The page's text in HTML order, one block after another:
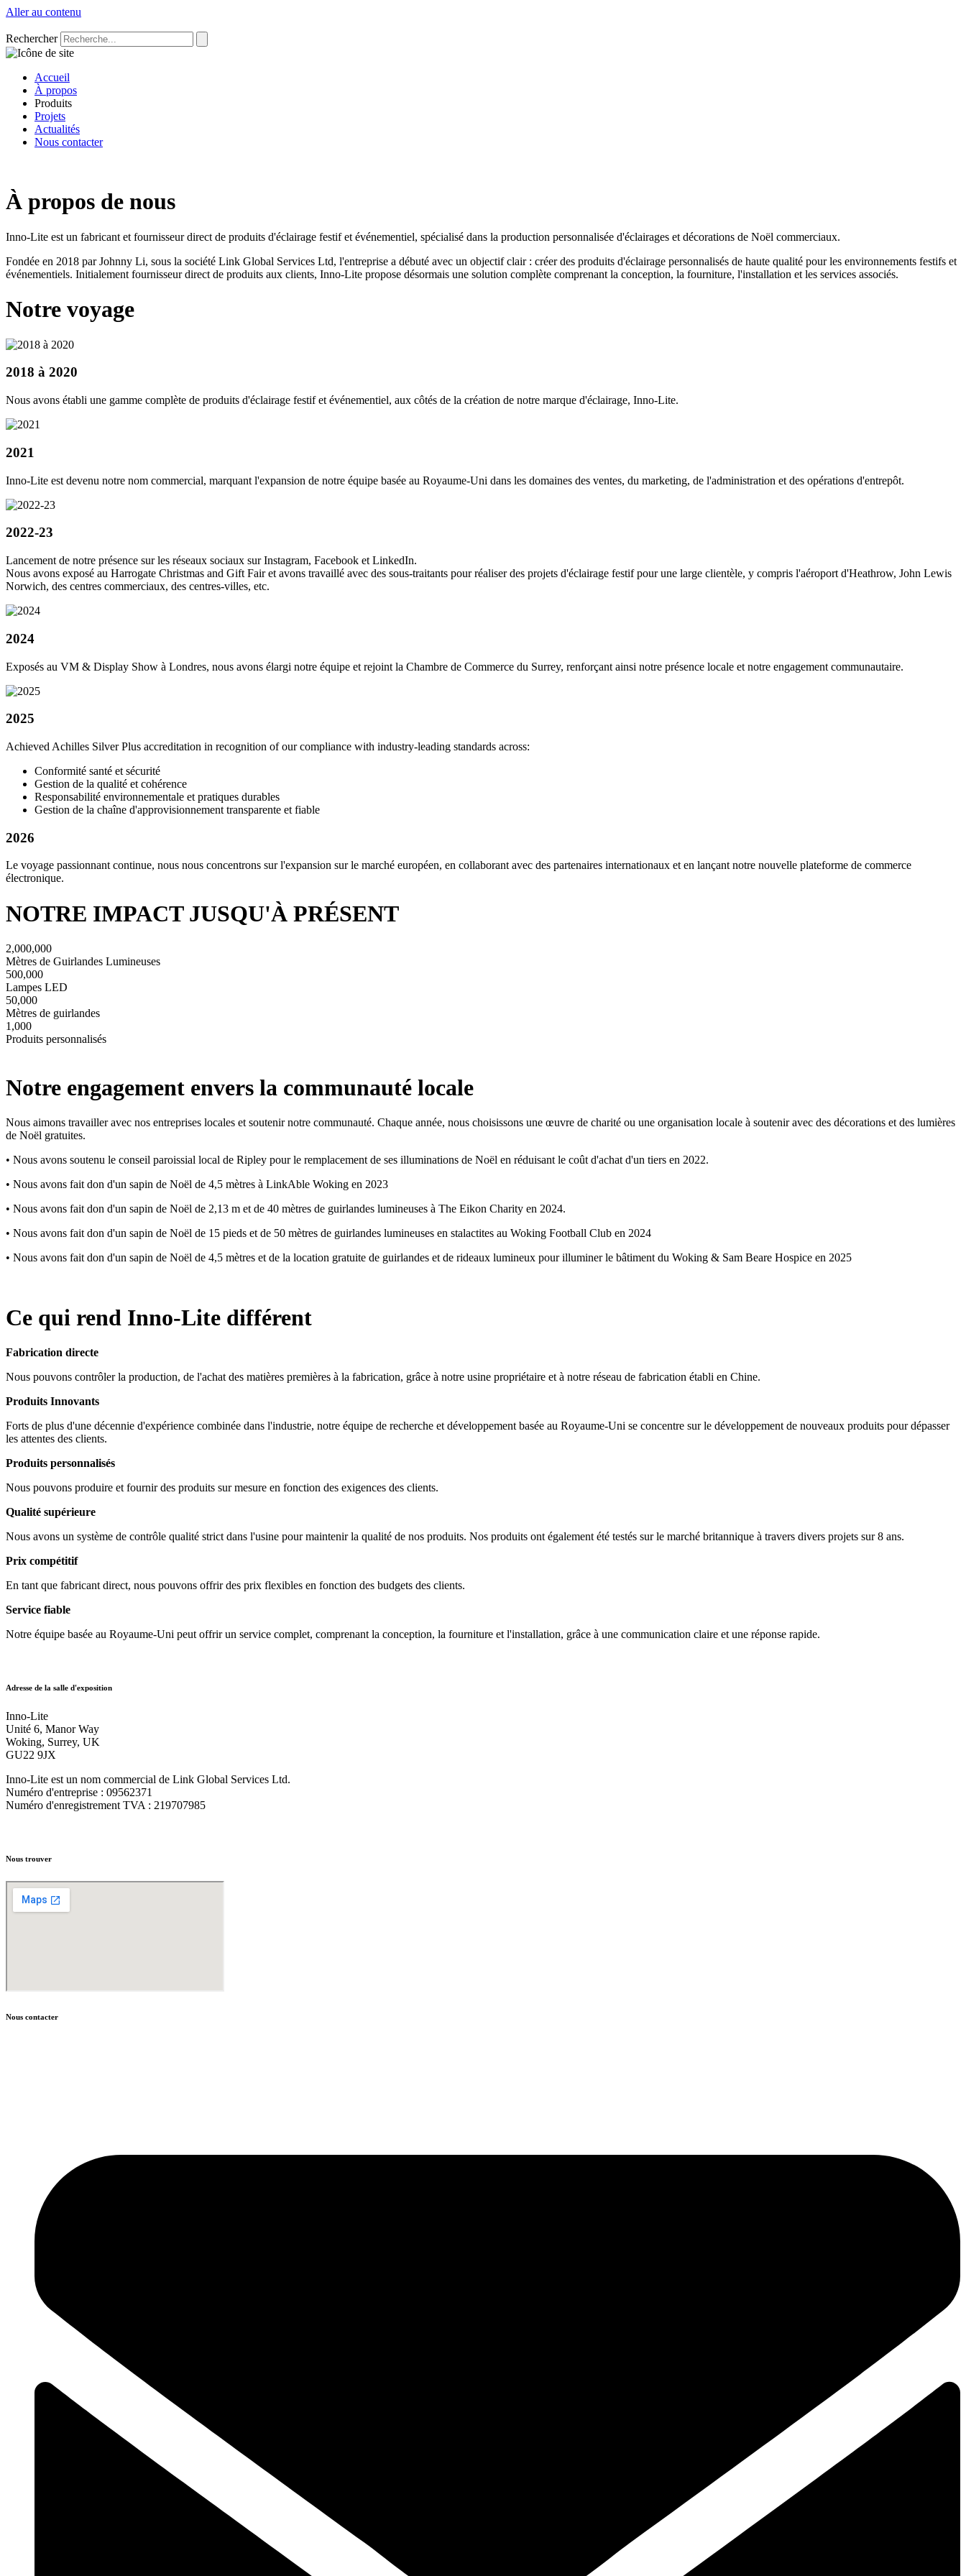
Aller au contenu
Rechercher
Accueil
À propos
Produits
Projets
Actualités
Nous contacter
À propos de nous
Inno-Lite est un fabricant et fournisseur direct de produits d'éclairage festif et événementiel, spécialisé dans la production personnalisée d'éclairages et décorations de Noël commerciaux.
Fondée en 2018 par Johnny Li, sous la société Link Global Services Ltd, l'entreprise a débuté avec un objectif clair : créer des produits d'éclairage personnalisés de haute qualité pour les environnements festifs et
événementiels. Initialement fournisseur direct de produits aux clients, Inno-Lite propose désormais une solution complète comprenant la conception, la fourniture, l'installation et les services associés.
Notre voyage
2018 à 2020
Nous avons établi une gamme complète de produits d'éclairage festif et événementiel, aux côtés de la création de notre marque d'éclairage, Inno-Lite.
2021
Inno-Lite est devenu notre nom commercial, marquant l'expansion de notre équipe basée au Royaume-Uni dans les domaines des ventes, du marketing, de l'administration et des opérations d'entrepôt.
2022-23
Lancement de notre présence sur les réseaux sociaux sur Instagram, Facebook et LinkedIn.
Nous avons exposé au Harrogate Christmas and Gift Fair et avons travaillé avec des sous-traitants pour réaliser des projets d'éclairage festif pour une large clientèle, y compris l'aéroport d'Heathrow, John Lewis
Norwich, des centres commerciaux, des centres-villes, etc.
2024
Exposés au VM & Display Show à Londres, nous avons élargi notre équipe et rejoint la Chambre de Commerce du Surrey, renforçant ainsi notre présence locale et notre engagement communautaire.
2025
Achieved Achilles Silver Plus accreditation in recognition of our compliance with industry-leading standards across:
Conformité santé et sécurité
Gestion de la qualité et cohérence
Responsabilité environnementale et pratiques durables
Gestion de la chaîne d'approvisionnement transparente et fiable
2026
Le voyage passionnant continue, nous nous concentrons sur l'expansion sur le marché européen, en collaborant avec des partenaires internationaux et en lançant notre nouvelle plateforme de commerce
électronique.
NOTRE IMPACT JUSQU'À PRÉSENT
2,000,000
Mètres de Guirlandes Lumineuses
500,000
Lampes LED
50,000
Mètres de guirlandes
1,000
Produits personnalisés
Notre engagement envers la communauté locale
Nous aimons travailler avec nos entreprises locales et soutenir notre communauté. Chaque année, nous choisissons une œuvre de charité ou une organisation locale à soutenir avec des décorations et des lumières
de Noël gratuites.
• Nous avons soutenu le conseil paroissial local de Ripley pour le remplacement de ses illuminations de Noël en réduisant le coût d'achat d'un tiers en 2022.
• Nous avons fait don d'un sapin de Noël de 4,5 mètres à LinkAble Woking en 2023
• Nous avons fait don d'un sapin de Noël de 2,13 m et de 40 mètres de guirlandes lumineuses à The Eikon Charity en 2024.
• Nous avons fait don d'un sapin de Noël de 15 pieds et de 50 mètres de guirlandes lumineuses en stalactites au Woking Football Club en 2024
• Nous avons fait don d'un sapin de Noël de 4,5 mètres et de la location gratuite de guirlandes et de rideaux lumineux pour illuminer le bâtiment du Woking & Sam Beare Hospice en 2025
Ce qui rend Inno-Lite différent
Fabrication directe
Nous pouvons contrôler la production, de l'achat des matières premières à la fabrication, grâce à notre usine propriétaire et à notre réseau de fabrication établi en Chine.
Produits Innovants
Forts de plus d'une décennie d'expérience combinée dans l'industrie, notre équipe de recherche et développement basée au Royaume-Uni se concentre sur le développement de nouveaux produits pour dépasser
les attentes des clients.
Produits personnalisés
Nous pouvons produire et fournir des produits sur mesure en fonction des exigences des clients.
Qualité supérieure
Nous avons un système de contrôle qualité strict dans l'usine pour maintenir la qualité de nos produits. Nos produits ont également été testés sur le marché britannique à travers divers projets sur 8 ans.
Prix compétitif
En tant que fabricant direct, nous pouvons offrir des prix flexibles en fonction des budgets des clients.
Service fiable
Notre équipe basée au Royaume-Uni peut offrir un service complet, comprenant la conception, la fourniture et l'installation, grâce à une communication claire et une réponse rapide.
Adresse de la salle d'exposition
Inno-Lite
Unité 6, Manor Way
Woking, Surrey, UK
GU22 9JX
Inno-Lite est un nom commercial de Link Global Services Ltd.
Numéro d'entreprise : 09562371
Numéro d'enregistrement TVA : 219707985
Nous trouver
Nous contacter